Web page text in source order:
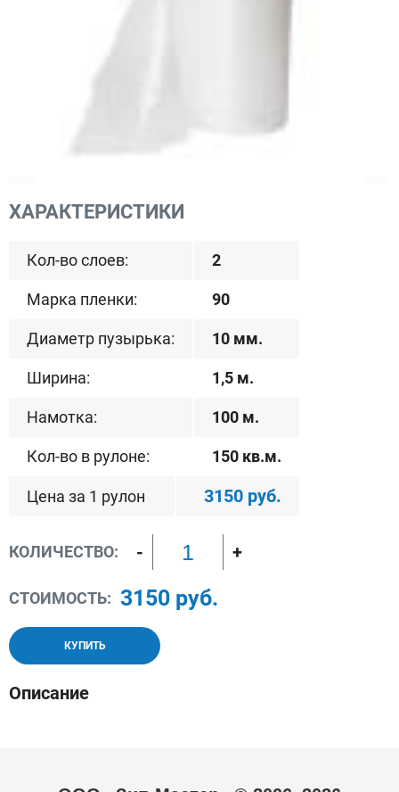
ХАРАКТЕРИСТИКИ
Кол-во слоев: 2
Марка пленки: 90
Диаметр пузырька: 10 мм.
Ширина: 1,5 м.
Намотка: 100 м.
Кол-во в рулоне: 150 кв.м.
Цена за 1 рулон 3150 руб.
КОЛИЧЕСТВО: - +
СТОИМОСТЬ: 3150 руб.
КУПИТЬ
Описание